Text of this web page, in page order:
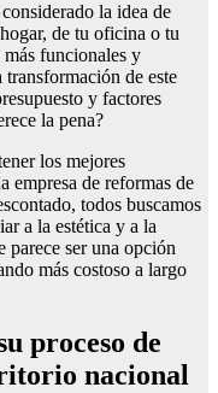
la idea de
de tu oficina o tu
funcionales y
de este
y factores
la pena?
los mejores
empresa de reformas de
todos buscamos
a la estética y a la
parece ser una opción
más costoso a largo
proceso de
nacional